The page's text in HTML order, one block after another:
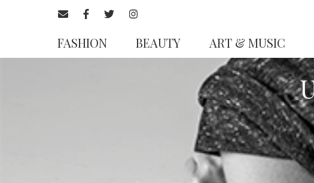
FASHION BEAUTY ART & MUSIC